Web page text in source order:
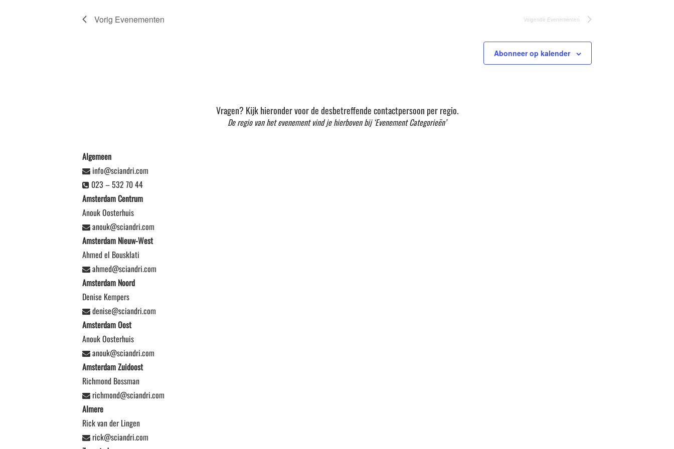
Vorig Evenementen Volgende Evenementen
Abonneer op kalender
Vragen? Kijk hieronder voor de desbetreffende contactpersoon per regio.
De regio van het evenement vind je hierboven bij ‘Evenement Categorieën’
Algemeen
info@sciandri.com
023 – 532 70 44
Amsterdam Centrum
Anouk Oosterhuis
anouk@sciandri.com
Amsterdam Nieuw-West
Ahmed el Bousklati
ahmed@sciandri.com
Amsterdam Noord
Denise Kempers
denise@sciandri.com
Amsterdam Oost
Anouk Oosterhuis
anouk@sciandri.com
Amsterdam Zuidoost
Richmond Bossman
richmond@sciandri.com
Almere
Rick van der Lingen
rick@sciandri.com